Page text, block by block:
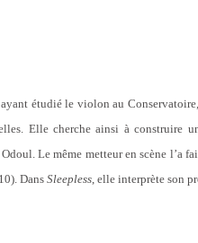
étudié le violon au
Elle cherche ainsi à construire
Le même metteur en scène l’a
Dans Sleepless elle interprète son